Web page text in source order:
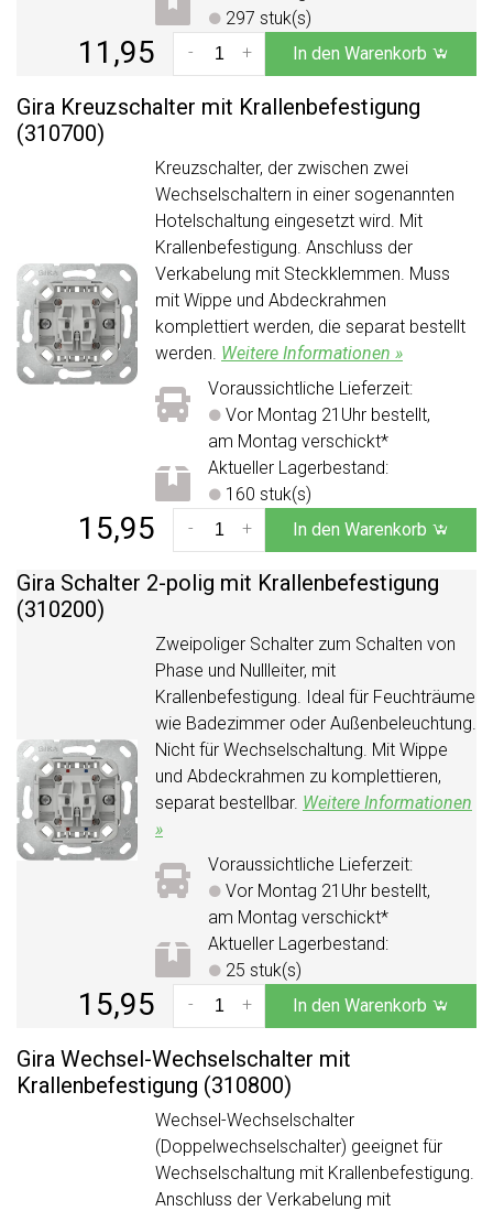
297 stuk(s)
11,95 +
- In den Warenkorb
Gira Kreuzschalter mit Krallenbefestigung
(310700)
Kreuzschalter, der zwischen zwei
Wechselschaltern in einer sogenannten
Hotelschaltung eingesetzt wird. Mit
Krallenbefestigung. Anschluss der
Verkabelung mit Steckklemmen. Muss
mit Wippe und Abdeckrahmen
komplettiert werden, die separat bestellt
werden. Weitere Informationen »
Voraussichtliche Lieferzeit:
Vor Montag 21Uhr bestellt,
am Montag verschickt*
Aktueller Lagerbestand:
160 stuk(s)
15,95 +
- In den Warenkorb
Gira Schalter 2-polig mit Krallenbefestigung
(310200)
Zweipoliger Schalter zum Schalten von
Phase und Nullleiter, mit
Krallenbefestigung. Ideal für Feuchträume
wie Badezimmer oder Außenbeleuchtung.
Nicht für Wechselschaltung. Mit Wippe
und Abdeckrahmen zu komplettieren,
separat bestellbar. Weitere Informationen
»
Voraussichtliche Lieferzeit:
Vor Montag 21Uhr bestellt,
am Montag verschickt*
Aktueller Lagerbestand:
25 stuk(s)
15,95 +
- In den Warenkorb
Gira Wechsel-Wechselschalter mit
Krallenbefestigung (310800)
Wechsel-Wechselschalter
(Doppelwechselschalter) geeignet für
Wechselschaltung mit Krallenbefestigung.
Anschluss der Verkabelung mit